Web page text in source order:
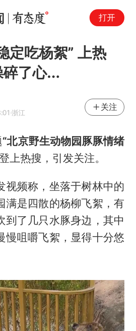
打开
定吃杨絮” 上热
了心...
·浙江
关注
“北京野生动物园 豚豚情绪
上热搜，引发关注。
视频称，坐落于树林中的
满是四散的杨柳飞絮，有
到了几只水豚身边，其中
慢咀嚼飞絮，显得十分悠